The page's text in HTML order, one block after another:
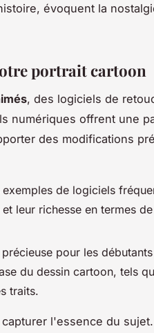
évoquent la
portrait cartoon
, des logiciels de
numériques offrent une
des modifications
exemples de logiciels
leur richesse en termes
pour les débutants
du dessin cartoon, tels
traits.
l'essence du